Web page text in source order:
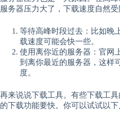
服务器压力大了，下载速度自然受
等待高峰时段过去：比如晚
载速度可能会快一些。
使用离你近的服务器：官网
到离你最近的服务器，这样
度。
再来说说下载工具。有些下载工
的下载功能要快。你可以试试以下